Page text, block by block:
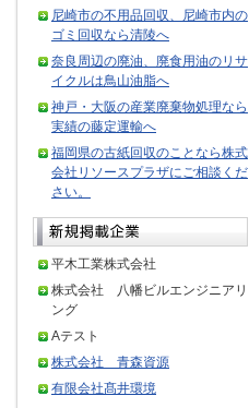
尼崎市の不用品回収、尼崎市内の
ゴミ回収なら清陵へ
奈良周辺の廃油、廃食用油のリサ
イクルは鳥山油脂へ
神戸・大阪の産業廃棄物処理なら
実績の藤定運輸へ
福岡県の古紙回収のことなら株式
会社リソースプラザにご相談くだ
さい。
平木工業株式会社
株式会社 八幡ビルエンジニアリ
ング
Aテスト
株式会社 青森資源
有限会社髙井環境